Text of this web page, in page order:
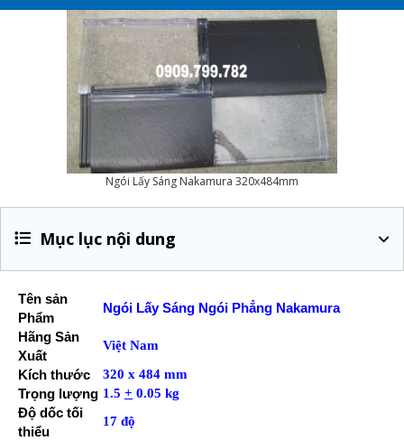
Ngói Lấy Sáng Nakamura 320x484mm
Mục lục nội dung
Tên sản
Phẩm
Ngói Lấy Sáng Ngói Phẳng Nakamura
Hãng Sản
Xuất
Việt Nam
Kích thước 320 x 484 mm
Trọng lượng 1.5 + 0.05 kg
Độ dốc tối
thiểu
17 độ